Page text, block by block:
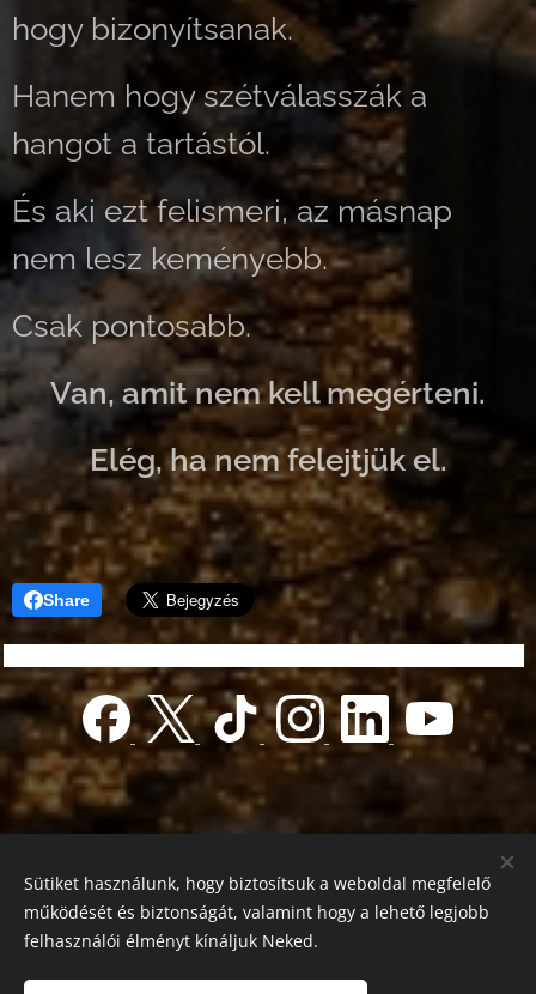
hogy bizonyítsanak.
Hanem hogy szétválasszák a
hangot a tartástól.
És aki ezt felismeri, az másnap
nem lesz keményebb.
Csak pontosabb.
Van, amit nem kell megérteni.
Elég, ha nem felejtjük el.
Share
Sütiket használunk, hogy biztosítsuk a weboldal megfelelő
működését és biztonságát, valamint hogy a lehető legjobb
felhasználói élményt kínáljuk Neked.